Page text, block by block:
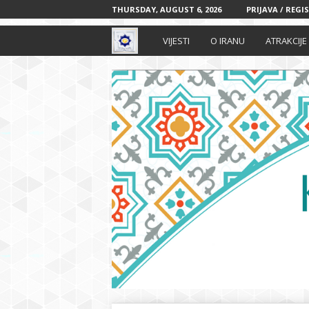
THURSDAY, AUGUST 6, 2026 PRIJAVA /
r
a
n
s
k
i
k
VIJESTI O IRANU ATRAKCIJE